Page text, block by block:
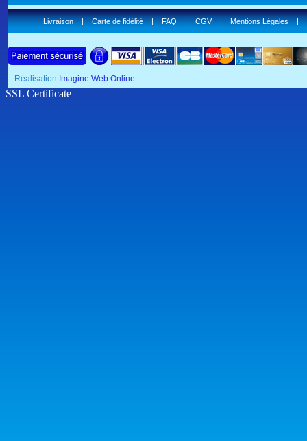
Livraison|Carte de fidélité|FAQ|CGV|Mentions Légales|
Réalisation Imagine Web Online
SSL Certificate